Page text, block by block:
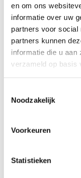
en om ons
informatie over uw
partners voor social
partners kunnen
informatie die u aan
verzameld op basis
Noodzakelijk
Voorkeuren
Statistieken
Avantages et